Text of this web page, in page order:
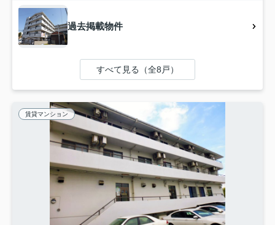
過去掲載物件
すべて見る（全8戸）
賃貸マンション